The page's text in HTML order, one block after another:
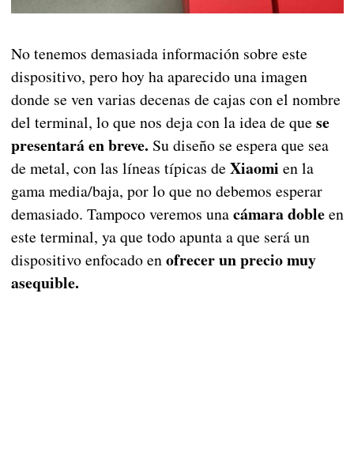
No tenemos demasiada información sobre este
dispositivo, pero hoy ha aparecido una imagen
donde se ven varias decenas de cajas con el nombre
del terminal, lo que nos deja con la idea de que se
presentará en breve. Su diseño se espera que sea
de metal, con las líneas típicas de Xiaomi en la
gama media/baja, por lo que no debemos esperar
demasiado. Tampoco veremos unacámara dobleen
este terminal, ya que todo apunta a que será un
dispositivo enfocado enofrecer un precio muy
asequible.